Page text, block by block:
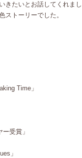
きたいとお話してくれま
ストーリーでした。
Time」
受賞」
」